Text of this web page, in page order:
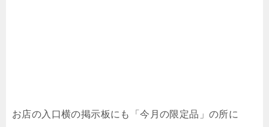
お店の入口横の掲示板にも「今月の限定品」の所に